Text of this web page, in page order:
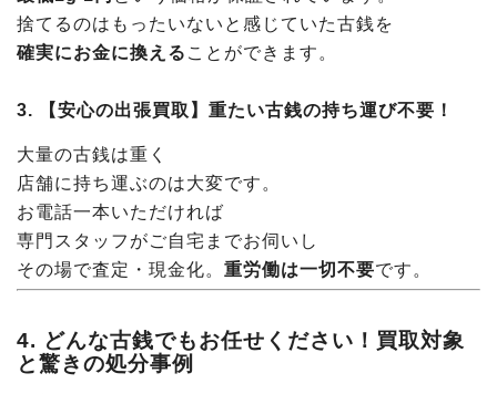
捨てるのはもったいないと感じていた古銭を
確実にお金に換える ことができます。
3. 【安心の出張買取】重たい古銭の持ち運び不要！
大量の古銭は重く
店舗に持ち運ぶのは大変です。
お電話一本いただければ
専門スタッフがご自宅までお伺いし
その場で査定・現金化。 重労働は一切不要です。
4. どんな古銭でもお任せください！買取対象
と驚きの処分事例